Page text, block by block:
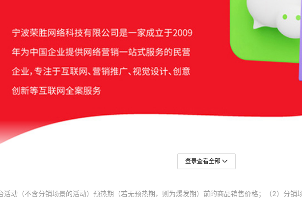
登录查看全部
活动（不含分销场景的活动）预热期（若无预热期，则为爆发期）前的商品销售价格；（2）分